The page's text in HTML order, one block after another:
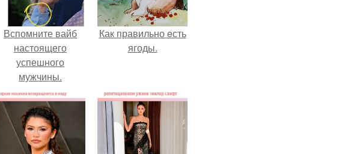
Вспомните вайб
настоящего
успешного
мужчины.
Как правильно eсть
ягоды.